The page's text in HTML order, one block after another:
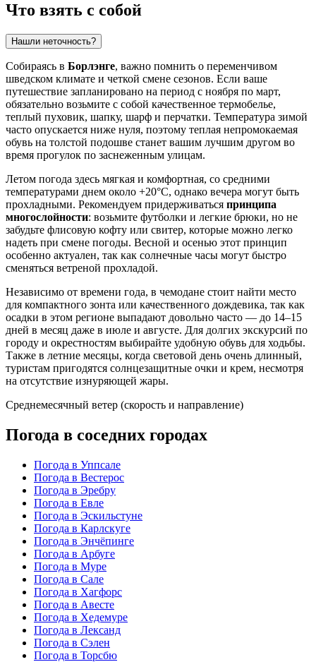
Что взять с собой
Нашли неточность?
Собираясь в Борлэнге, важно помнить о переменчивом
шведском климате и четкой смене сезонов. Если ваше
путешествие запланировано на период с ноября по март,
обязательно возьмите с собой качественное термобелье,
теплый пуховик, шапку, шарф и перчатки. Температура зимой
часто опускается ниже нуля, поэтому теплая непромокаемая
обувь на толстой подошве станет вашим лучшим другом во
время прогулок по заснеженным улицам.
Летом погода здесь мягкая и комфортная, со средними
температурами днем около +20°C, однако вечера могут быть
прохладными. Рекомендуем придерживаться принципа
многослойности: возьмите футболки и легкие брюки, но не
забудьте флисовую кофту или свитер, которые можно легко
надеть при смене погоды. Весной и осенью этот принцип
особенно актуален, так как солнечные часы могут быстро
сменяться ветреной прохладой.
Независимо от времени года, в чемодане стоит найти место
для компактного зонта или качественного дождевика, так как
осадки в этом регионе выпадают довольно часто — до 14–15
дней в месяц даже в июле и августе. Для долгих экскурсий по
городу и окрестностям выбирайте удобную обувь для ходьбы.
Также в летние месяцы, когда световой день очень длинный,
туристам пригодятся солнцезащитные очки и крем, несмотря
на отсутствие изнуряющей жары.
Среднемесячный ветер (скорость и направление)
Погода в соседних городах
Погода в Уппсале
Погода в Вестерос
Погода в Эребру
Погода в Евле
Погода в Эскильстуне
Погода в Карлскуге
Погода в Энчёпинге
Погода в Арбуге
Погода в Муре
Погода в Сале
Погода в Хагфорс
Погода в Авесте
Погода в Хедемуре
Погода в Лександ
Погода в Сэлен
Погода в Торсбю